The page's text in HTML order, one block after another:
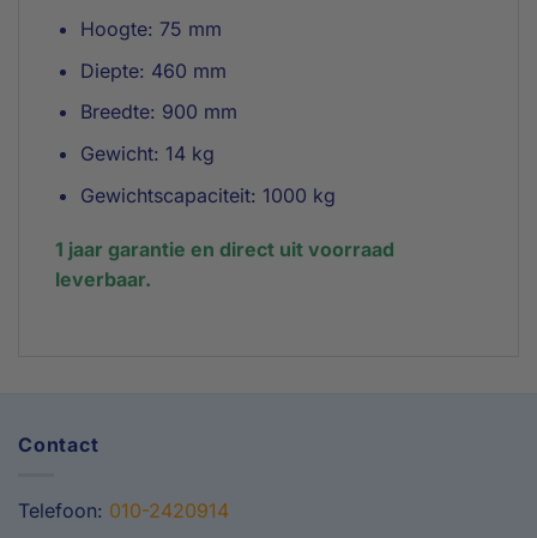
Hoogte: 75 mm
Diepte: 460 mm
Breedte: 900 mm
Gewicht: 14 kg
Gewichtscapaciteit: 1000 kg
1 jaar garantie en direct uit voorraad
leverbaar.
Contact
Telefoon: 010-2420914